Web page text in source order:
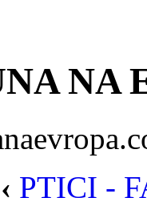
NA
‹ PTICI -